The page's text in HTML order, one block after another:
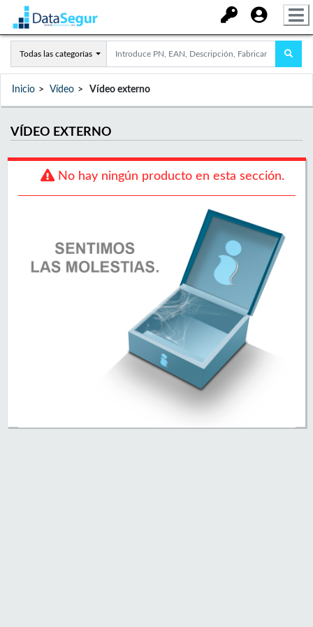
Todas las categorías
Inicio Vídeo Vídeo externo
VÍDEO EXTERNO
No hay ningún producto en esta sección.